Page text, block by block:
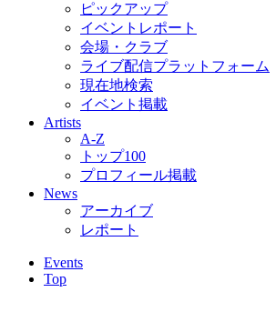
ピックアップ
イベントレポート
会場・クラブ
ライブ配信プラットフォーム
現在地検索
イベント掲載
Artists
A-Z
トップ100
プロフィール掲載
News
アーカイブ
レポート
Events
Top